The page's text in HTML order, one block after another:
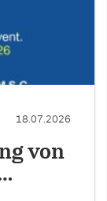
18.07.2026
von